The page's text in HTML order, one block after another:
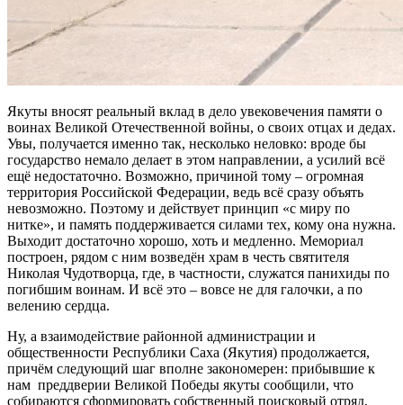
Якуты вносят реальный вклад в дело увековечения памяти о
воинах Великой Отечественной войны, о своих отцах и дедах.
Увы, получается именно так, несколько неловко: вроде бы
государство немало делает в этом направлении, а усилий всё
ещё недостаточно. Возможно, причиной тому – огромная
территория Российской Федерации, ведь всё сразу объять
невозможно. Поэтому и действует принцип «с миру по
нитке», и память поддерживается силами тех, кому она нужна.
Выходит достаточно хорошо, хоть и медленно. Мемориал
построен, рядом с ним возведён храм в честь святителя
Николая Чудотворца, где, в частности, служатся панихиды по
погибшим воинам. И всё это – вовсе не для галочки, а по
велению сердца.
Ну, а взаимодействие районной администрации и
общественности Республики Саха (Якутия) продолжается,
причём следующий шаг вполне закономерен: прибывшие к
нам преддверии Великой Победы якуты сообщили, что
собираются сформировать собственный поисковый отряд,